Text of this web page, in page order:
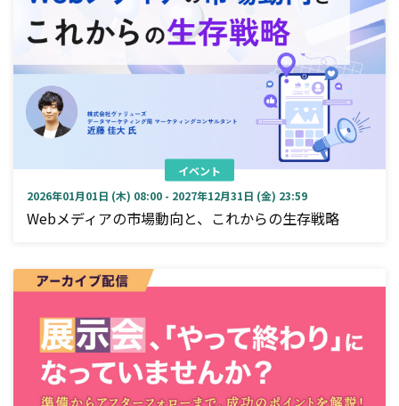
イベント
2026年01月01日 (木) 08:00 - 2027年12月31日 (金) 23:59
Webメディアの市場動向と、これからの生存戦略